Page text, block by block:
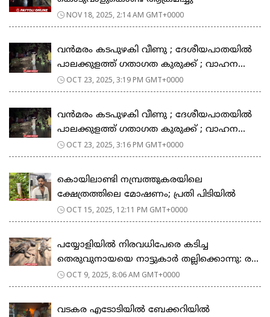
NOV 18, 2025, 2:14 AM GMT+0000
വൻമരം കടപുഴകി വീണു ; ദേശീയപാതയിൽ
പാലക്കുളത്ത് ഗതാഗത കുരുക്ക് ; വാഹന...
OCT 23, 2025, 3:19 PM GMT+0000
വൻമരം കടപുഴകി വീണു ; ദേശീയപാതയിൽ
പാലക്കുളത്ത് ഗതാഗത കുരുക്ക് ; വാഹന...
OCT 23, 2025, 3:16 PM GMT+0000
കൊയിലാണ്ടി നമ്പ്രത്തുകരയിലെ
ക്ഷേത്രത്തിലെ മോഷണം; പ്രതി പിടിയില്‍
OCT 15, 2025, 12:11 PM GMT+0000
പയ്യോളിയിൽ നിരവധിപേരെ കടിച്ച
തെരുവുനായയെ നാട്ടുകാർ തല്ലിക്കൊന്നു: ര...
OCT 9, 2025, 8:06 AM GMT+0000
വടകര എടോടിയിൽ ബേക്കറിയിൽ